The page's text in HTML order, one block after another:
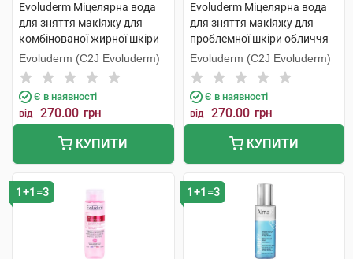
Evoluderm Міцелярна вода
для зняття макіяжу для
комбінованої жирної шкіри
обличчя 250 мл 1 флакон
Evoluderm (C2J Evoluderm)
Є в наявності
від 270.00 грн
КУПИТИ
Evoluderm Міцелярна вода
для зняття макіяжу для
проблемної шкіри обличчя
250 мл 1 флакон
Evoluderm (C2J Evoluderm)
Є в наявності
від 270.00 грн
КУПИТИ
1+1=3 1+1=3